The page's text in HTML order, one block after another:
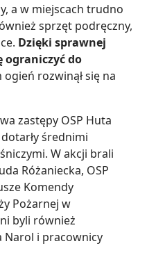
a w miejscach trudno
sprzęt podręczny,
Dzięki sprawnej
ograniczyć do
ogień rozwinął się na
zastępy OSP Huta
średnimi
W akcji brali
Różaniecka, OSP
Komendy
Pożarnej w
byli również
Narol i pracownicy